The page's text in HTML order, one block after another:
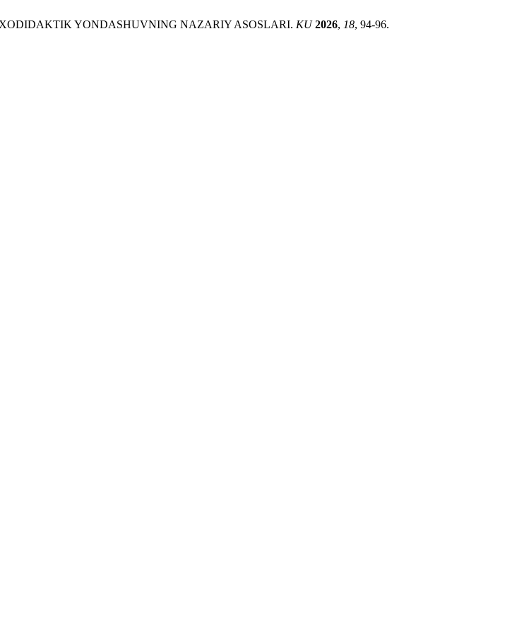
YONDASHUVNING NAZARIY ASOSLARI. KU 2026, 18, 94-96.